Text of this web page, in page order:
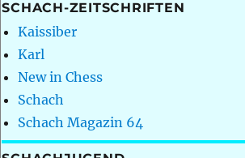
SCHACH-ZEITSCHRIFTEN
Kaissiber
Karl
New in Chess
Schach
Schach Magazin 64